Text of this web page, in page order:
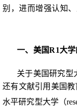
别，进而增强认知、
一、美国R1大
关于美国研究型
还有文献引用美国
水平研究型大学（